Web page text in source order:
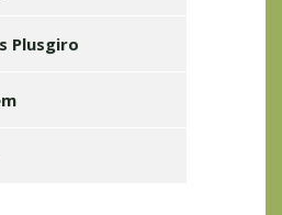
Plusgiro